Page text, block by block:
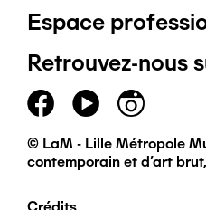
de
page
principal
Espace
Retrouvez-nous
© LaM - Lille Métropole
contemporain et d'art
Crédits